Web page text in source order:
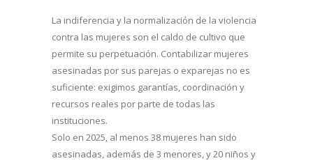
La indiferencia y la normalización de la violencia
contra las mujeres son el caldo de cultivo que
permite su perpetuación. Contabilizar mujeres
asesinadas por sus parejas o exparejas no es
suficiente: exigimos garantías, coordinación y
recursos reales por parte de todas las
instituciones.
Solo en 2025, al menos 38 mujeres han sido
asesinadas, además de 3 menores, y 20 niños y